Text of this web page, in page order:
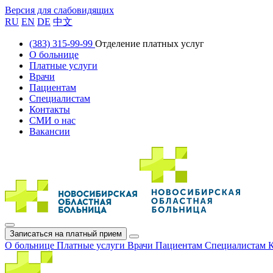
Версия для слабовидящих
RU EN DE 中文
(383) 315-99-99 Отделение платных услуг
О больнице
Платные услуги
Врачи
Пациентам
Специалистам
Контакты
СМИ о нас
Вакансии
Записаться на платный прием
О больнице Платные услуги Врачи Пациентам Специалистам